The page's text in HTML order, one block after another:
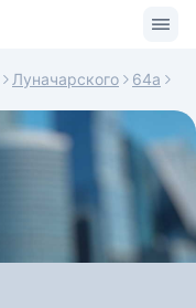
Луначарского 64а